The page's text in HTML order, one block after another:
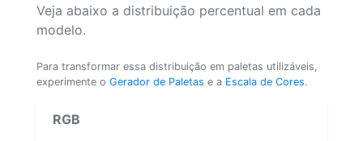
Veja abaixo a distribuição percentual em cada
modelo.
Para transformar essa distribuição em paletas utilizáveis,
experimente o Gerador de Paletas e a Escala de Cores.
RGB